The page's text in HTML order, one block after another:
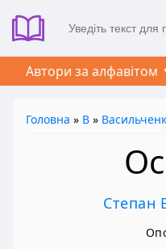
Автори за алфавітом
Головна » В »
Степан